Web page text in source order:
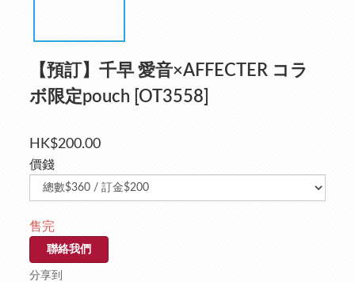
【預訂】千早 愛音×AFFECTER コラ
ボ限定pouch [OT3558]
HK$200.00
價錢
售完
聯絡我們
分享到